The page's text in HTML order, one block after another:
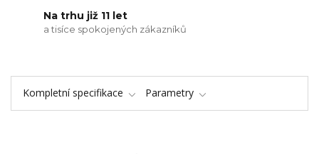
Na trhu již 11 let
a tisíce spokojených zákazníků
Kompletní specifikace Parametry